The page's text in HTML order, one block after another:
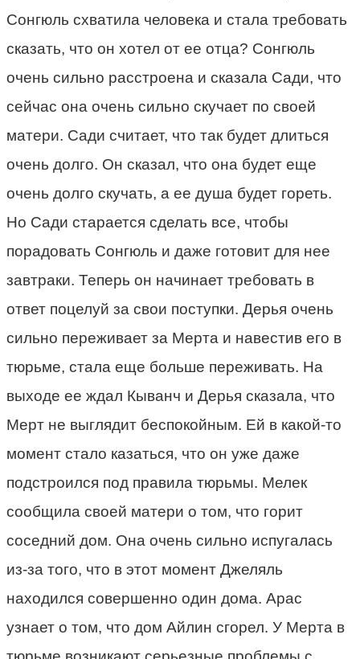
Сонгюль схватила человека и стала требовать
сказать, что он хотел от ее отца? Сонгюль
очень сильно расстроена и сказала Сади, что
сейчас она очень сильно скучает по своей
матери. Сади считает, что так будет длиться
очень долго. Он сказал, что она будет еще
очень долго скучать, а ее душа будет гореть.
Но Сади старается сделать все, чтобы
порадовать Сонгюль и даже готовит для нее
завтраки. Теперь он начинает требовать в
ответ поцелуй за свои поступки. Дерья очень
сильно переживает за Мерта и навестив его в
тюрьме, стала еще больше переживать. На
выходе ее ждал Кыванч и Дерья сказала, что
Мерт не выглядит беспокойным. Ей в какой-то
момент стало казаться, что он уже даже
подстроился под правила тюрьмы. Мелек
сообщила своей матери о том, что горит
соседний дом. Она очень сильно испугалась
из-за того, что в этот момент Джеляль
находился совершенно один дома. Арас
узнает о том, что дом Айлин сгорел. У Мерта в